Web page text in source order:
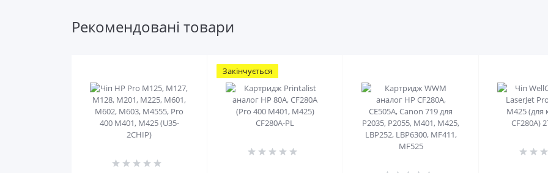
Рекомендовані товари
Закінчується